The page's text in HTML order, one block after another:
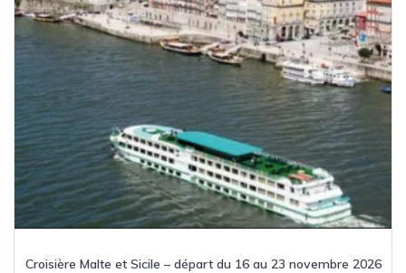
Croisière Malte et Sicile – départ du 16 au 23 novembre 2026